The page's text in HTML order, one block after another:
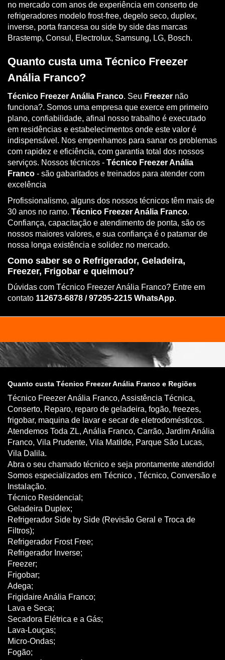
no mercado com anos de experiência em conserto de
refrigeradores modelo frost-free, degelo seco, duplex,
inverse, porta francesa ou side by side das marcas
Brastemp, Consul, Electrolux, Samsung, LG, Bosch.
Quanto custa uma Técnico Freezer
Anália Franco?
Técnico Freezer Anália Franco. Seu Freezer não
funciona?. Somos uma empresa que exerce em primeiro
plano, confiabilidade, afinal nosso trabalho é executado
em residências e estabelecimentos onde este valor é
indispensável. Nos empenhamos para sanar os problemas
com rapidez e eficiência, com garantia total dos nossos
serviços. Nossos técnicos - Técnico Freezer Anália
Franco - são gabaritados e treinados para atender com
excelência
Profissionalismo, alguns dos nossos técnicos têm mais de
30 anos no ramo. Técnico Freezer Anália Franco.
Confiança, capacitação e atendimento de ponta, são os
nossos maiores valores, e sua confiança é o patamar de
nossa longa existência e solidez no mercado.
Como saber se o Refrigerador, Geladeira,
Freezer, Frigobar e queimou?
Dúvidas com Técnico Freezer Anália Franco? Entre em
contato 112673-6878 / 97295-2215 WhatsApp.
Quanto custa Técnico Freezer Anália Franco e Regiões
Técnico Freezer Anália Franco, Assistência Técnica,
Conserto, Reparo, reparo de geladeira, fogão, freezes,
frigobar, maquina de lavar e secar de eletrodomésticos.
Atendemos Toda ZL, Anália Franco, Carrão, Jardim Anália
Franco, Vila Prudente, Vila Matilde, Parque São Lucas,
Vila Dalila.
Abra o seu chamado técnico e seja prontamente atendido!
Somos especializados em Técnico , Técnico, Conversão e
Instalação.
Técnico Residencial;
Geladeira Duplex;
Refrigerador Side by Side (Revisão Geral e Troca de
Filtros);
Refrigerador Frost Free;
Refrigerador Inverse;
Freezer;
Frigobar;
Adega;
Frigidaire Anália Franco;
Lava e Seca;
Secadora Elétrica e a Gás;
Lava-Louças;
Micro-Ondas;
Fogão;